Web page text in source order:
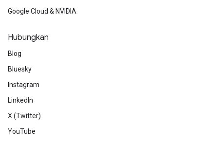
Google Cloud & NVIDIA
Hubungkan
Blog
Bluesky
Instagram
LinkedIn
X (Twitter)
YouTube